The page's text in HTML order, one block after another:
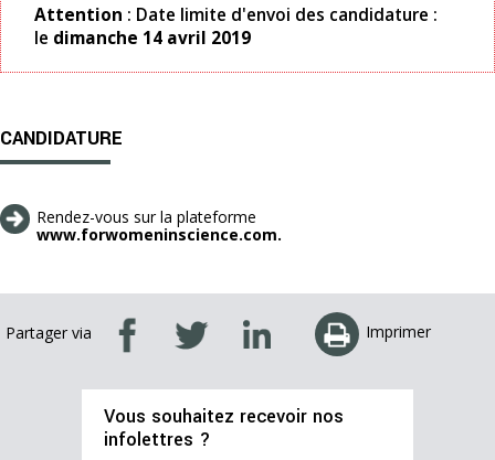
Attention : Date limite d'envoi des candidature :
le dimanche 14 avril 2019
CANDIDATURE
Rendez-vous sur la plateforme
www.forwomeninscience.com.
Partager via Imprimer
Vous souhaitez recevoir nos
infolettres ?